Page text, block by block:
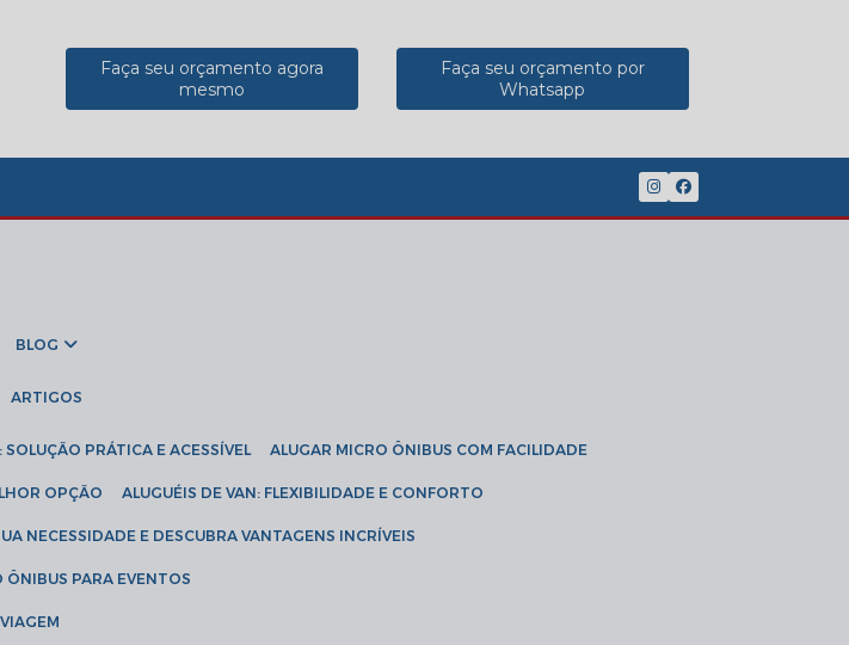
Faça seu orçamento agora
mesmo
Faça seu orçamento por
Whatsapp
BLOG
ARTIGOS
SOLUÇÃO PRÁTICA E ACESSÍVEL ALUGAR MICRO ÔNIBUS COM FACILIDADE
OPÇÃO ALUGUÉIS DE VAN: FLEXIBILIDADE E CONFORTO
NECESSIDADE E DESCUBRA VANTAGENS INCRÍVEIS
ÔNIBUS PARA EVENTOS